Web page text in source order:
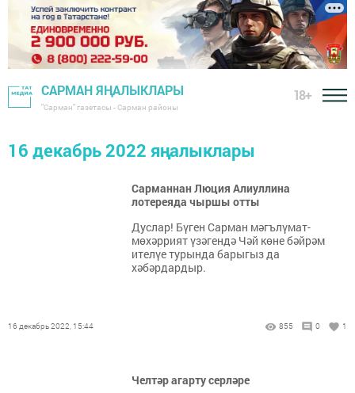
САРМАН ЯҢАЛЫКЛАРЫ
"Сарман" газетасы - Сарман районы
18+
16 декабрь 2022 яңалыклары
Сарманнан Люция Алиуллина
лотереяда чыршы отты
Дуслар! Бүген Сарман мәгълүмат-
мөхәррият үзәгендә Чәй көне бәйрәм
ителүе турында барыгыз да
хәбәрдардыр.
16 декабрь 2022, 15:44 855 0 1
Челтәр агарту серләре